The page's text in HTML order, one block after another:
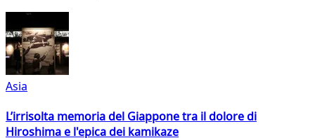
Asia
L’irrisolta memoria del Giappone tra il dolore di
Hiroshima e l'epica dei kamikaze